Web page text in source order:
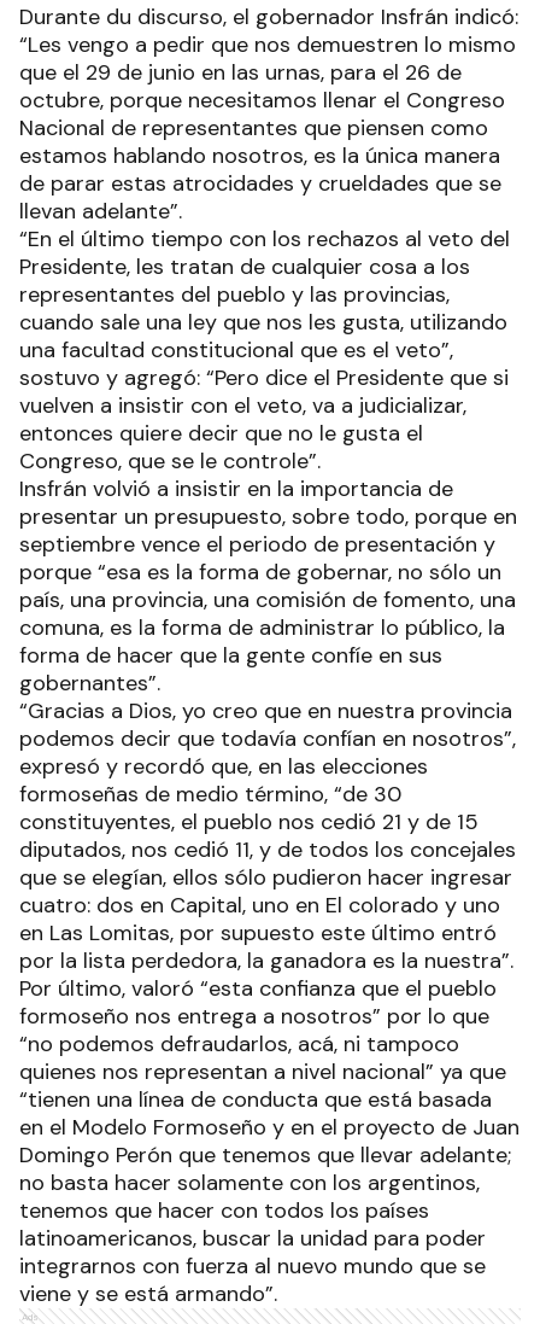
Durante du discurso, el gobernador Insfrán indicó:
“Les vengo a pedir que nos demuestren lo mismo
que el 29 de junio en las urnas, para el 26 de
octubre, porque necesitamos llenar el Congreso
Nacional de representantes que piensen como
estamos hablando nosotros, es la única manera
de parar estas atrocidades y crueldades que se
llevan adelante”.
“En el último tiempo con los rechazos al veto del
Presidente, les tratan de cualquier cosa a los
representantes del pueblo y las provincias,
cuando sale una ley que nos les gusta, utilizando
una facultad constitucional que es el veto”,
sostuvo y agregó: “Pero dice el Presidente que si
vuelven a insistir con el veto, va a judicializar,
entonces quiere decir que no le gusta el
Congreso, que se le controle”.
Insfrán volvió a insistir en la importancia de
presentar un presupuesto, sobre todo, porque en
septiembre vence el periodo de presentación y
porque “esa es la forma de gobernar, no sólo un
país, una provincia, una comisión de fomento, una
comuna, es la forma de administrar lo público, la
forma de hacer que la gente confíe en sus
gobernantes”.
“Gracias a Dios, yo creo que en nuestra provincia
podemos decir que todavía confían en nosotros”,
expresó y recordó que, en las elecciones
formoseñas de medio término, “de 30
constituyentes, el pueblo nos cedió 21 y de 15
diputados, nos cedió 11, y de todos los concejales
que se elegían, ellos sólo pudieron hacer ingresar
cuatro: dos en Capital, uno en El colorado y uno
en Las Lomitas, por supuesto este último entró
por la lista perdedora, la ganadora es la nuestra”.
Por último, valoró “esta confianza que el pueblo
formoseño nos entrega a nosotros” por lo que
“no podemos defraudarlos, acá, ni tampoco
quienes nos representan a nivel nacional” ya que
“tienen una línea de conducta que está basada
en el Modelo Formoseño y en el proyecto de Juan
Domingo Perón que tenemos que llevar adelante;
no basta hacer solamente con los argentinos,
tenemos que hacer con todos los países
latinoamericanos, buscar la unidad para poder
integrarnos con fuerza al nuevo mundo que se
viene y se está armando”.
Ads